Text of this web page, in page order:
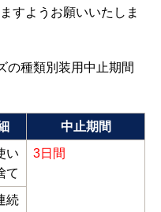
ようお願いいたしま
の種類別装用中止期間
中止期間
い
て
3日間
続